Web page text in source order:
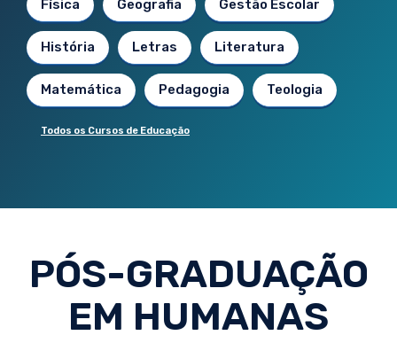
Física Geografia Gestão Escolar
História Letras Literatura
Matemática Pedagogia Teologia
Todos os Cursos de Educação
PÓS-GRADUAÇÃO
EM HUMANAS